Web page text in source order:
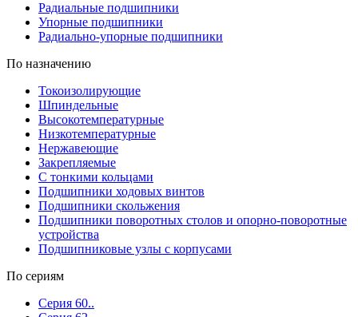
Радиальные подшипники
Упорные подшипники
Радиально-упорные подшипники
По назначению
Токоизолирующие
Шпиндельные
Высокотемпературные
Низкотемпературные
Нержавеющие
Закрепляемые
С тонкими кольцами
Подшипники ходовых винтов
Подшипники скольжения
Подшипники поворотных столов и опорно-поворотные
устройства
Подшипниковые узлы с корпусами
По сериям
Серия 60..